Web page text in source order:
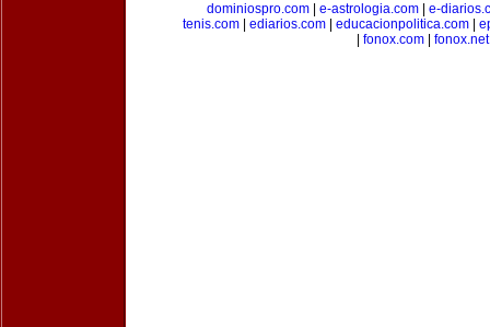
dominiospro.com
e-astrologia.com
e-
tenis.com
ediarios.com educacionpolitica.com
fonox.com| fonox.net